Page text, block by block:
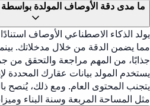
ما مدى دقة الأوصاف المولدة بواسطة
يولد الذكاء الاصطناعي الأوصاف
مما يضمن الدقة من خلال مدخلاتك.
جذابًا، من المهم مراجعة والتحقق من
يستخدم المولد بيانات عقارك المحددة
يتجنب المحتوى العام. ومع ذلك، يُنصح
مثل المساحة المربعة وسنة البناء